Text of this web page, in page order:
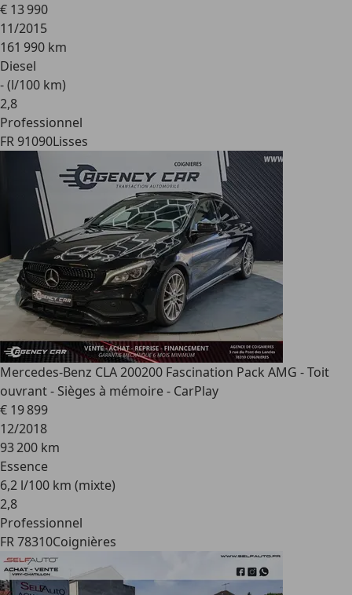
€ 13 990
11/2015
161 990 km
Diesel
- (l/100 km)
2,8
Professionnel
FR 91090Lisses
Mercedes-Benz CLA 200200 Fascination Pack AMG - Toit
ouvrant - Sièges à mémoire - CarPlay
€ 19 899
12/2018
93 200 km
Essence
6,2 l/100 km (mixte)
2,8
Professionnel
FR 78310Coignières